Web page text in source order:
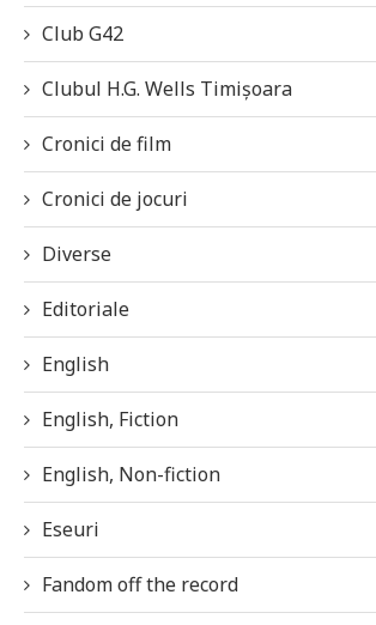
Club G42
Clubul H.G. Wells Timișoara
Cronici de film
Cronici de jocuri
Diverse
Editoriale
English
English, Fiction
English, Non-fiction
Eseuri
Fandom off the record